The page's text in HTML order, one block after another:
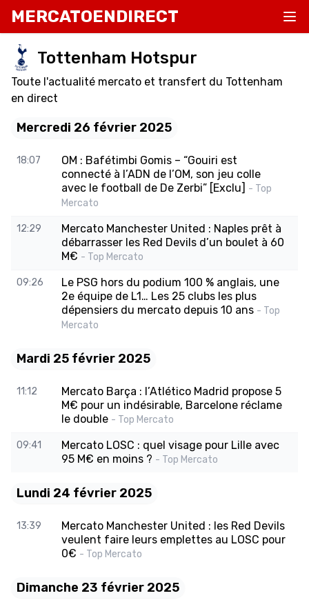
MERCATOENDIRECT
Tottenham Hotspur
Toute l'actualité mercato et transfert du Tottenham
en direct
Mercredi 26 février 2025
18:07
OM : Bafétimbi Gomis – “Gouiri est
connecté à l’ADN de l’OM, son jeu colle
avec le football de De Zerbi” [Exclu] - Top
Mercato
12:29
Mercato Manchester United : Naples prêt à
débarrasser les Red Devils d’un boulet à 60
M€ - Top Mercato
09:26
Le PSG hors du podium 100 % anglais, une
2e équipe de L1… Les 25 clubs les plus
dépensiers du mercato depuis 10 ans - Top
Mercato
Mardi 25 février 2025
11:12
Mercato Barça : l’Atlético Madrid propose 5
M€ pour un indésirable, Barcelone réclame
le double - Top Mercato
09:41
Mercato LOSC : quel visage pour Lille avec
95 M€ en moins ? - Top Mercato
Lundi 24 février 2025
13:39
Mercato Manchester United : les Red Devils
veulent faire leurs emplettes au LOSC pour
0€ - Top Mercato
Dimanche 23 février 2025